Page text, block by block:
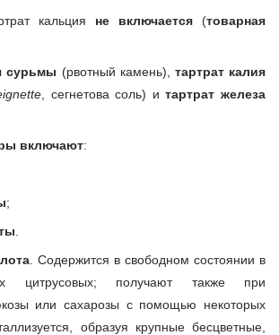
кальция не включается (товарная
сурьмы (рвотный камень), тартрат калия
, сегнетова соль) итартрат железа
включают:
;
. Содержится в свободном состоянии в
цитрусовых; получают также при
или сахарозы с помощью некоторых
образуя крупные бесцветные,